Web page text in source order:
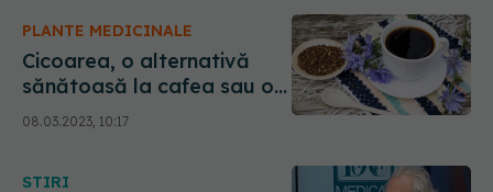
digestia
PLANTE MEDICINALE
Cicoarea, o alternativă
sănătoasă la cafea sau o
băutură inutilă?
08.03.2023, 10:17
STIRI